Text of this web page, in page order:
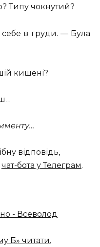
Типу чокнутий?
в груди. — Була
кишені?
відповідь,
чат-бота у Телеграм.
- Всеволод
Б» читати.